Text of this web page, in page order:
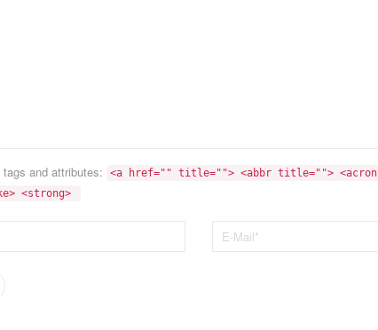
tags and attributes:
<a href="" title=""> <abbr title="">
<strong>